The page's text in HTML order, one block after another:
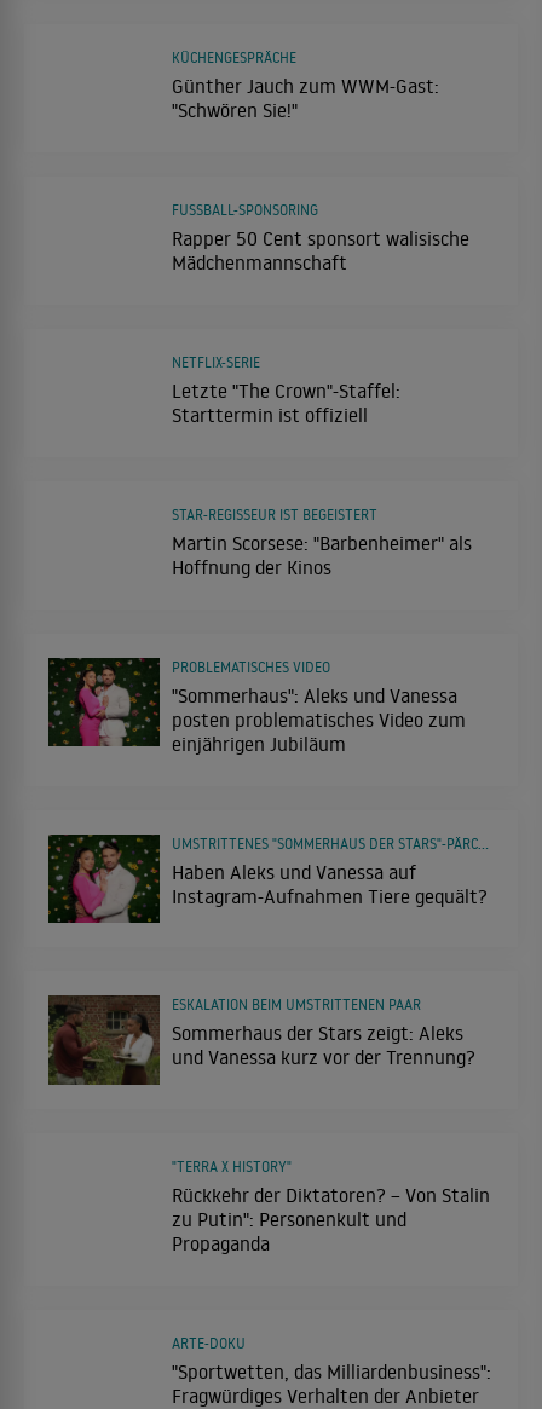
Günther Jauch zum WWM-Gast:
"Schwören Sie!"
KÜCHENGESPRÄCHE
Rapper 50 Cent sponsort walisische
Mädchenmannschaft
FUSSBALL-SPONSORING
Letzte "The Crown"-Staffel:
Starttermin ist offiziell
NETFLIX-SERIE
Martin Scorsese: "Barbenheimer" als
Hoffnung der Kinos
STAR-REGISSEUR IST BEGEISTERT
"Sommerhaus": Aleks und Vanessa
posten problematisches Video zum
einjährigen Jubiläum
PROBLEMATISCHES VIDEO
Haben Aleks und Vanessa auf
Instagram-Aufnahmen Tiere gequält?
Sommerhaus der Stars zeigt: Aleks
und Vanessa kurz vor der Trennung?
ESKALATION BEIM UMSTRITTENEN PAAR
Rückkehr der Diktatoren? – Von Stalin
zu Putin": Personenkult und
Propaganda
"TERRA X HISTORY"
"Sportwetten, das Milliardenbusiness":
Fragwürdiges Verhalten der Anbieter
ARTE-DOKU